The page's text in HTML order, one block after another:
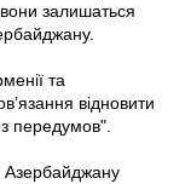
залишаться
та
відновити
передумов".
Азербайджану